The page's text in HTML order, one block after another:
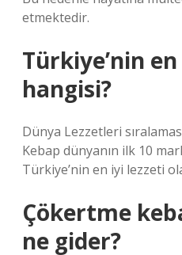
etmektedir.
Türkiye’nin
hangisi?
Dünya Lezzetleri
Kebap dünyanın ilk 10
Türkiye’nin en iyi lezzeti
Çökertme
ne gider?